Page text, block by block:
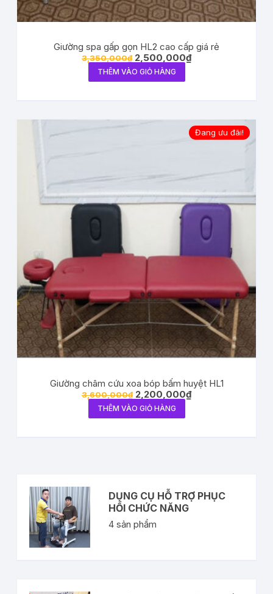
Giường spa gấp gọn HL2 cao cấp giá rẻ
3,350,000₫ 2,500,000₫
THÊM VÀO GIỎ HÀNG
Đang ưu đãi!
Giường châm cứu xoa bóp bấm huyệt HL1
3,600,000₫ 2,200,000₫
THÊM VÀO GIỎ HÀNG
DỤNG CỤ HỖ TRỢ PHỤC
HỒI CHỨC NĂNG
4 sản phẩm